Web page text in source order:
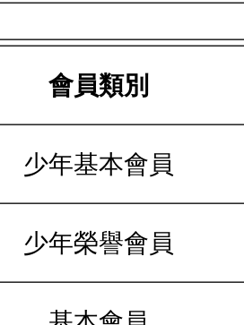
會員類別
少年基本會員
少年榮譽會員